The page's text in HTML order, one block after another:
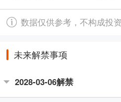
数据仅供参考，不构成投
未来解禁事项
2028-03-06解禁